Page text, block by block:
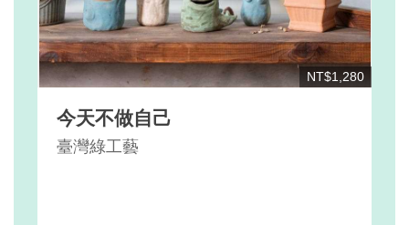
NT$1,280
今天不做自己
臺灣綠工藝